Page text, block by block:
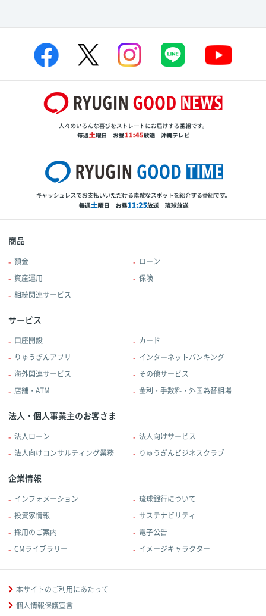
商品
預金
ローン
資産運用
保険
相続関連サービス
サービス
口座開設
カード
りゅうぎんアプリ
インターネットバンキング
海外関連サービス
その他サービス
店舗・ATM
金利・手数料・外国為替相場
法人・個人事業主のお客さま
法人ローン
法人向けサービス
法人向けコンサルティング業務
りゅうぎんビジネスクラブ
企業情報
インフォメーション
琉球銀行について
投資家情報
サステナビリティ
採用のご案内
電子公告
CMライブラリー
イメージキャラクター
本サイトのご利用にあたって
個人情報保護宣言